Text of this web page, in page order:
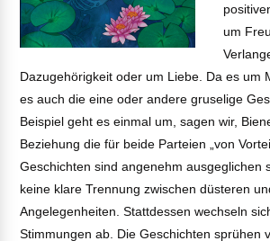
um
Dazugehörigkeit oder um Liebe. Da es um
es auch die eine oder andere gruselige
Beispiel geht es einmal um, sagen wir,
Beziehung die für beide Parteien „von
Geschichten sind angenehm ausgeglichen
keine klare Trennung zwischen düsteren
Angelegenheiten. Stattdessen wechseln
Stimmungen ab. Die Geschichten sprühen